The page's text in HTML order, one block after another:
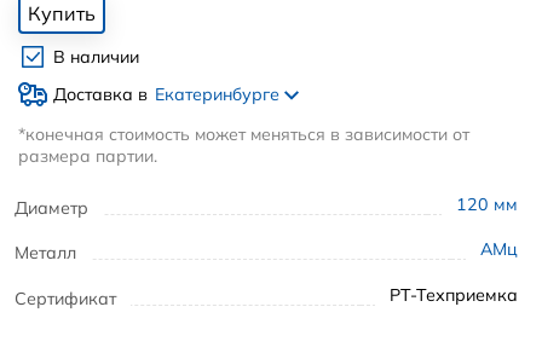
Диаметр 120 мм
Металл АМц
Сертификат РТ-Техприемка
Купить
В наличии
Доставка в Екатеринбурге
*конечная стоимость может меняться в зависимости от
размера партии.